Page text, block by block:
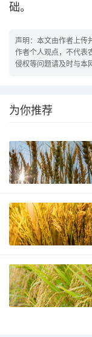
础。
声明：本文由作者上传
作者个人观点，不代表
侵权等问题请及时与本
为你推荐